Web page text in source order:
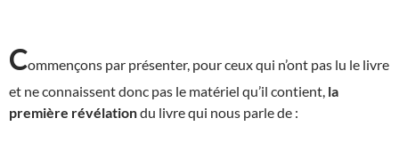
Commençons par présenter, pour ceux qui n’ont pas lu le livre
et ne connaissent donc pas le matériel qu’il contient, la
première révélationdu livre qui nous parle de :